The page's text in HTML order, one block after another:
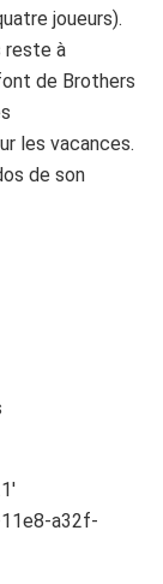
joueurs).
reste à
de Brothers
les vacances.
de son
11e8-a32f-